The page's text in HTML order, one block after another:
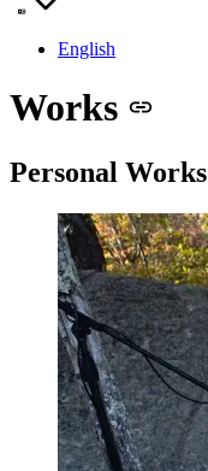
English
Works
Personal Works